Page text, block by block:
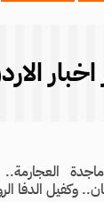
وكفيل الدفا